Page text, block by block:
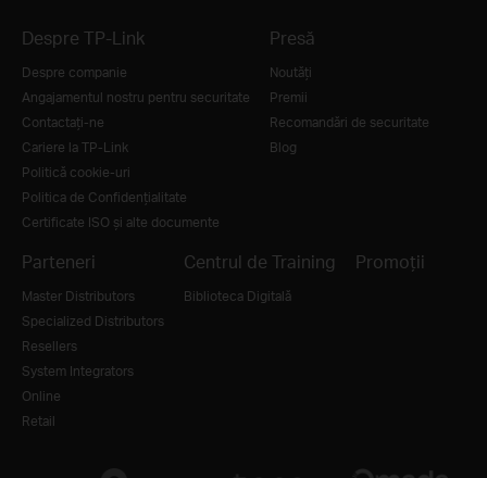
Despre TP-Link
Despre companie
Angajamentul nostru pentru securitate
Contactați-ne
Cariere la TP-Link
Politică cookie-uri
Politica de Confidențialitate
Certificate ISO și alte documente
Presă
Noutăţi
Premii
Recomandări de securitate
Blog
Parteneri
Master Distributors
Specialized Distributors
Resellers
System Integrators
Online
Retail
Centrul de Training
Biblioteca Digitală
Promoții